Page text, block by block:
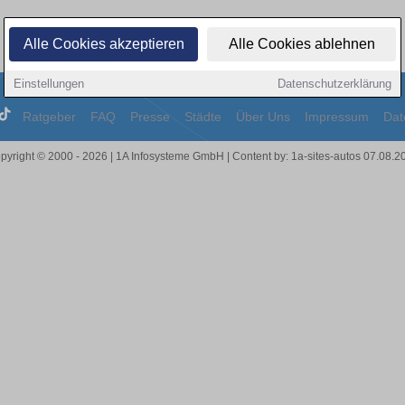
Alle Cookies akzeptieren Alle Cookies ablehnen
Einstellungen Datenschutzerklärung
Ratgeber FAQ Presse Städte Über Uns Impressum
© 2000 - 2026 | 1A Infosysteme GmbH | Content by: 1a-sites-autos